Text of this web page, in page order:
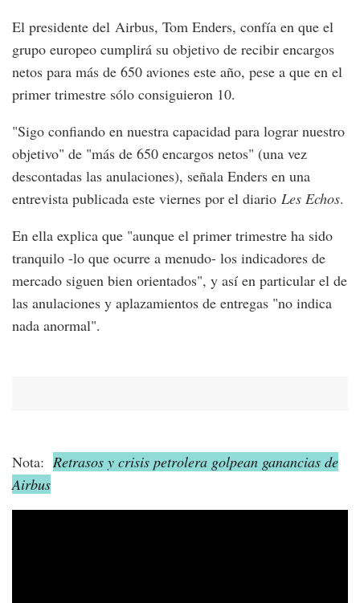
El presidente del Airbus, Tom Enders, confía en que el
grupo europeo cumplirá su objetivo de recibir encargos
netos para más de 650 aviones este año, pese a que en el
primer trimestre sólo consiguieron 10.
"Sigo confiando en nuestra capacidad para lograr nuestro
objetivo" de "más de 650 encargos netos" (una vez
descontadas las anulaciones), señala Enders en una
entrevista publicada este viernes por el diario Les Echos.
En ella explica que "aunque el primer trimestre ha sido
tranquilo -lo que ocurre a menudo- los indicadores de
mercado siguen bien orientados", y así en particular el de
las anulaciones y aplazamientos de entregas "no indica
nada anormal".
Nota: Retrasos y crisis petrolera golpean ganancias de
Airbus